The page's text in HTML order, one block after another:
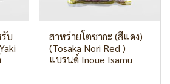
บ
สาหร่ายโตซากะ (สีแดง)
(Tosaka Nori Red )
แบรนด์ Inoue Isamu